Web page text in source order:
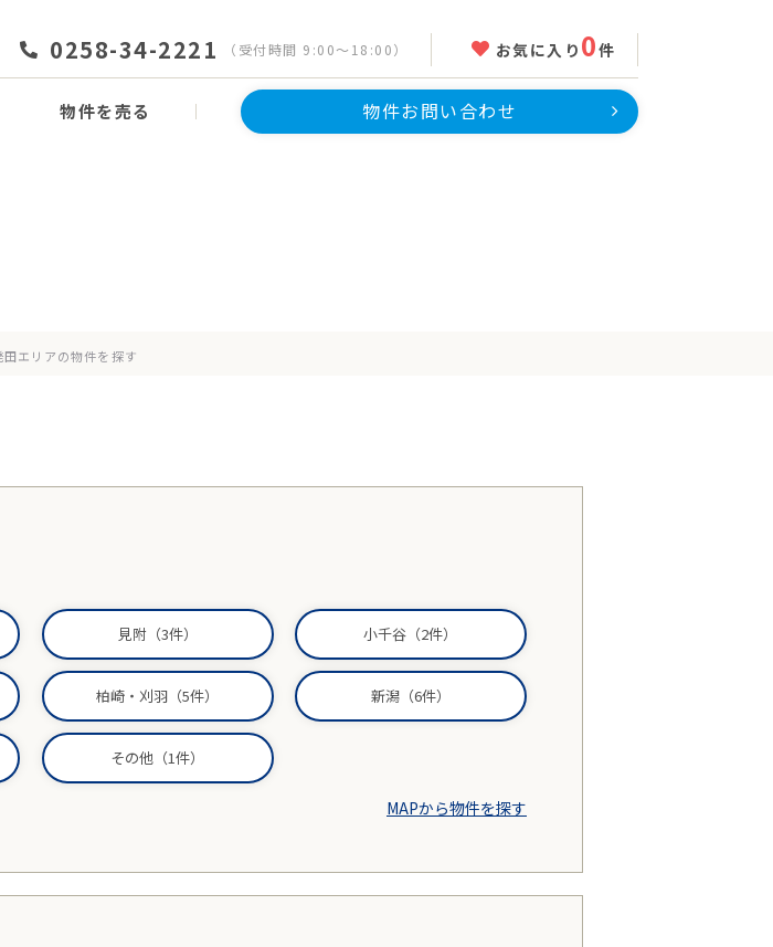
0258-34-2221 （受付時間 9:00～18:00） お気に入り 0件
物件を売る 物件お問い合わせ
エリアの物件を探す
見附（3件） 小千谷（2件）
柏崎・刈羽（5件） 新潟（6件）
その他（1件）
MAPから物件を探す